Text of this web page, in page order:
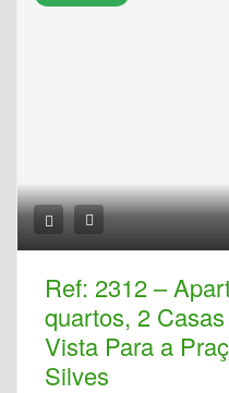
Ref: 2312 –
quartos, 2
Vista Para a
Silves